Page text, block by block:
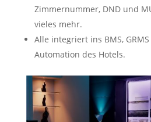
Zimmernummer, DND und
vieles mehr.
Alle integriert ins BMS,
Automation des Hotels.